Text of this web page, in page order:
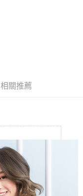
月結算日後寄送繳費提
的，商店將以您的個人
進項蒐集、處理及利用，
轉至「AFTEE先享後付」
結帳。
連結，可透過四大超商／
面顯示為準，若有關於
請聯繫「AFTEE先享後付
先享後付」服務完成之交
易相關給付款項請求債
人之同意方可使用
失，本公司不負相關責
相關推薦